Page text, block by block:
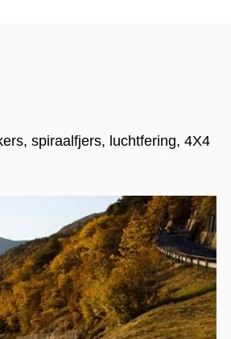
spiraalfjers, luchtfering, 4X4